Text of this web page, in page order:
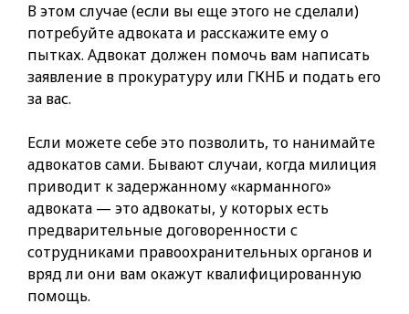
В этом случае (если вы еще этого не сделали)
потребуйте адвоката и расскажите ему о
пытках. Адвокат должен помочь вам написать
заявление в прокуратуру или ГКНБ и подать его
за вас.
Если можете себе это позволить, то нанимайте
адвокатов сами. Бывают случаи, когда милиция
приводит к задержанному «карманного»
адвоката — это адвокаты, у которых есть
предварительные договоренности с
сотрудниками правоохранительных органов и
вряд ли они вам окажут квалифицированную
помощь.